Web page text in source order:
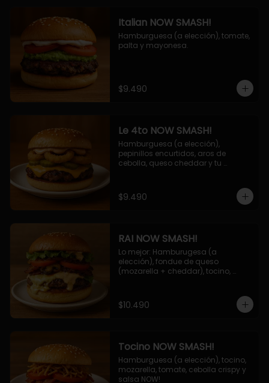
Italian NOW SMASH!
Hamburguesa (a elección), tomate,
palta y mayonesa.
$9.490
Le 4to NOW SMASH!
Hamburguesa (a elección),
pepinillos encurtidos, aros de
cebolla, queso cheddar y tu
$9.490
RAI NOW SMASH!
Lo mejor: Hamburugesa (a
elección), fondue de queso
(mozarella + cheddar), tocino,
NOW!
$10.490
Tocino NOW SMASH!
Hamburguesa (a elección), tocino,
mozarella, tomate, cebolla crispy y
salsa NOW!